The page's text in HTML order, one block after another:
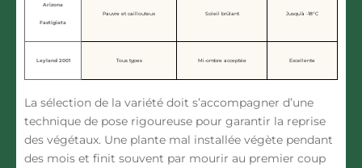
Arizona
Fastigiata
Pauvre et caillouteux Soleil brûlant Jusqu’à -18°C
Leyland 2001 Tous types Mi-ombre acceptée Excellente
La sélection de la variété doit s’accompagner d’une
technique de pose rigoureuse pour garantir la reprise
des végétaux. Une plante mal installée végète pendant
des mois et finit souvent par mourir au premier coup